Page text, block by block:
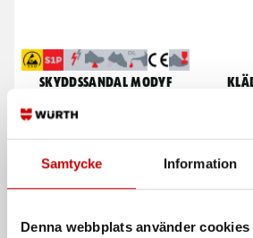
Samtycke Information
Denna webbplats använder cookies
Skyddssandal MODYF
val vid knästående arbete.
EN ISO 20345